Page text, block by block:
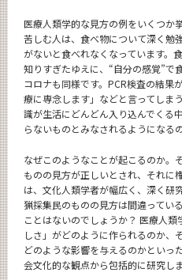
医療人類学的な見方の例をいくつか
苦しむ人は、食べ物について深く勉
がないと食べれなくなっています。
知りすぎたゆえに、“自分の感覚”で
コロナも同様です。PCR検査の結果
療に専念します」などと言ってしま
識が生活にどんどん入り込んでくる
らないものとみなされるようになるの
なぜこのようなことが起こるのか。
ものの見方が正しいとされ、それに
は、文化人類学者が幅広く、深く研
猟採集民のものの見方は間違ってい
ことはないのでしょうか？ 医療人
しさ」がどのように作られるのか、
どのような影響を与えるのかといっ
会文化的な観点から包括的に研究しま